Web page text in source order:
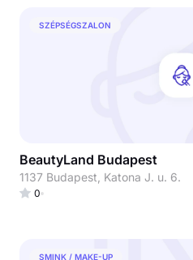
SZÉPSÉGSZALON
BeautyLand Budapest
1137 Budapest, Katona J. u. 6.
0
SMINK / MAKE-UP